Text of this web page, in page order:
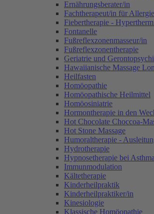
Ernährungsberater/in
Fachtherapeut/in für
Fiebertherapie -
Fontanelle
Fußreflexzonenmasseur/in
Fußreflexzonentherapie
Geriatrie und
Hawaiianische Massage
Heilfasten
Homöopathie
Homöopathische Heilmittel
Homöosiniatrie
Hormontherapie in den
Hot Chocolate Choccoa-
Hot Stone Massage
Humoraltherapie -
Hydrotherapie
Hypnosetherapie bei Asthma
Immunmodulation
Kältetherapie
Kinderheilpraktik
Kinderheilpraktiker/in
Kinesiologie
Klassische Homöopathie